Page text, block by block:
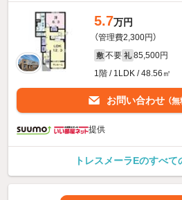
5.7万円
（管理費2,300円）
敷 不要 礼 85,500円
1階 / 1LDK / 48.56㎡
お問い合わせ （無
提供
トレスメーラEのすべて